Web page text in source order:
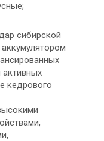
сибирской
кедрового